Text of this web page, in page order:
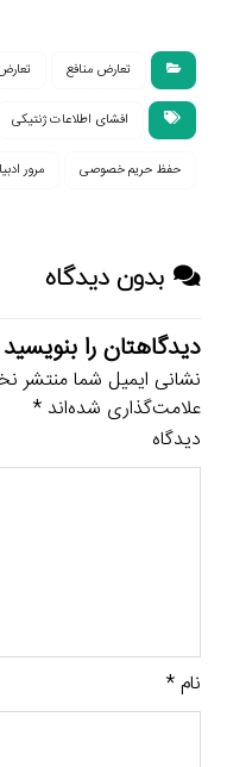
تعارض منافع
افشای اطلاعات ژنتیکی
حفظ حریم خصوصی مرور
بدون دیدگاه
دیدگاهتان را بنویسید
نشانی ایمیل شما منتشر
علامت‌گذاری شده‌اند*
دیدگاه
نام*